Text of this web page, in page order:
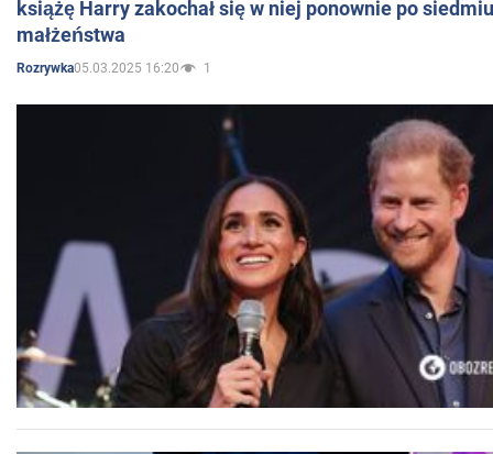
książę Harry zakochał się w niej ponownie po
małżeństwa
Rozrywka05.03.2025 16:20 1